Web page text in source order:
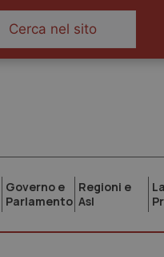
Governo e
Parlamento
Regioni e
Asl